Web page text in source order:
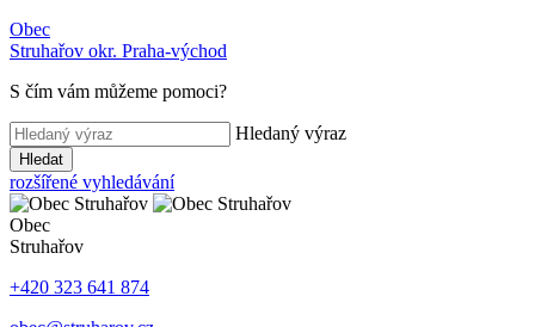
Obec
Struhařov okr. Praha-východ
S čím vám můžeme pomoci?
Hledaný výraz
Hledat
rozšířené vyhledávání
Obec
Struhařov
+420 323 641 874